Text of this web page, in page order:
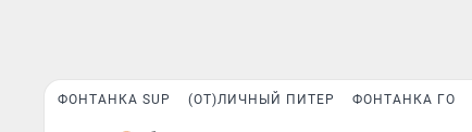
ФОНТАНКА SUP (ОТ)ЛИЧНЫЙ ПИТЕР ФОНТАНКА ГО